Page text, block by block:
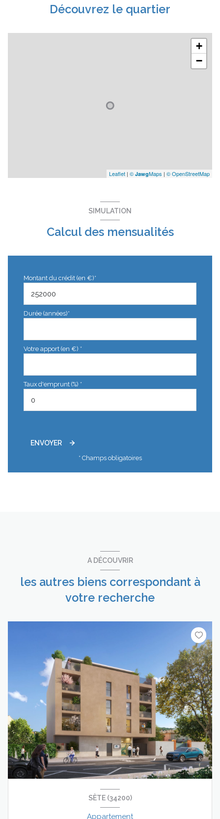
Découvrez le quartier
+
−
Leaflet | © JawgMaps | © OpenStreetMap
SIMULATION
Calcul des mensualités
Montant du crédit (en €)*
Durée (années)*
Votre apport (en €) *
Taux d'emprunt (%) *
ENVOYER
* Champs obligatoires
A DÉCOUVRIR
les autres biens correspondant à
votre recherche
SÈTE (34200)
Appartement